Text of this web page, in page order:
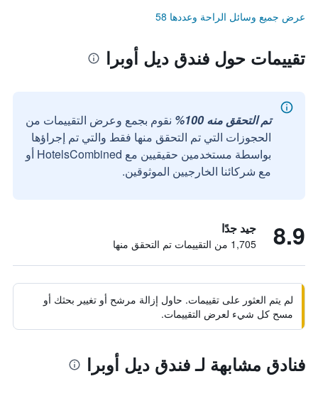
عرض جميع وسائل الراحة وعددها 58
تقييمات حول فندق ديل أوبرا
تم التحقق منه 100%
نقوم بجمع وعرض التقييمات من
الحجوزات التي تم التحقق منها فقط والتي تم إجراؤها
بواسطة مستخدمين حقيقيين مع HotelsCombined أو
مع شركائنا الخارجيين الموثوقين.
8.9 جيد جدًا
1,705 من التقييمات تم التحقق منها
لم يتم العثور على تقييمات. حاول إزالة مرشح أو تغيير بحثك أو
مسح كل شيء لعرض التقييمات.
فنادق مشابهة لـ فندق ديل أوبرا